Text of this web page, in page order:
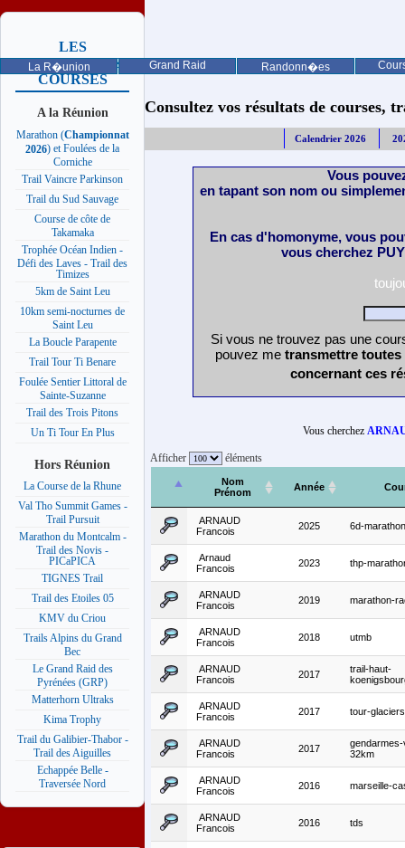
La R�union Grand Raid Randonn�es
LES
PROCHAINES
COURSES
A la Réunion
Marathon (Championnat
2026) et Foulées de la
Corniche
Trail Vaincre Parkinson
Trail du Sud Sauvage
Course de côte de
Takamaka
Trophée Océan Indien -
Défi des Laves - Trail des
Timizes
5km de Saint Leu
10km semi-nocturnes de
Saint Leu
La Boucle Parapente
Trail Tour Ti Benare
Foulée Sentier Littoral de
Sainte-Suzanne
Trail des Trois Pitons
Un Ti Tour En Plus
Hors Réunion
La Course de la Rhune
Val Tho Summit Games -
Trail Pursuit
Marathon du Montcalm -
Trail des Novis -
PICaPICA
TIGNES Trail
Trail des Etoiles 05
KMV du Criou
Trails Alpins du Grand
Bec
Le Grand Raid des
Pyrénées (GRP)
Matterhorn Ultraks
Kima Trophy
Trail du Galibier-Thabor -
Trail des Aiguilles
Echappée Belle -
Traversée Nord
Consultez vos résultats de courses,
Calendrier 2026
Vous
en tapant son nom ou
En cas d'homonyme, vous
vous cherchez
Si vous ne trouvez pas une
pouvez me transmettre
concernant ces
Vous cherchez
Afficher éléments
Nom
Prénom
Année
ARNAUD
Francois
2025 6d-marathon
Arnaud
Francois
2023 thp-
ARNAUD
Francois
2019 marathon-
ARNAUD
Francois
2018 utmb
ARNAUD
Francois
2017
trail-haut-
ARNAUD
Francois
2017 tour-
ARNAUD
Francois
2017
32km
ARNAUD
Francois
2016 marseille-
ARNAUD
Francois
2016 tds